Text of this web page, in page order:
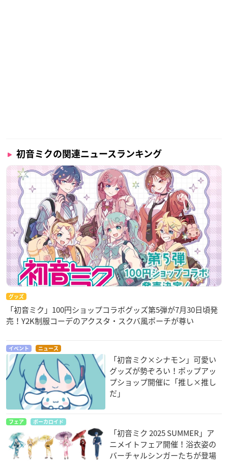
初音ミクの関連ニュースランキング
グッズ
「初音ミク」100円ショップコラボグッズ第5弾が7月30日頃発
売！Y2K制服コーデのアクスタ・スクバ風ポーチが尊い
イベント ニュース
「初音ミク×シナモン」可愛い
グッズが勢ぞろい！ポップアッ
プショップ開催に「推し×推し
だ」
フェア ボーカロイド
「初音ミク 2025 SUMMER」ア
ニメイトフェア開催！浴衣姿の
バーチャルシンガーたちが登場